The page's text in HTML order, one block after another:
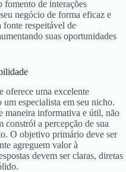
fomento de interações
negócio de forma eficaz e
fonte respeitável de
suas oportunidades
oferece uma excelente
especialista em seu nicho.
maneira informativa e útil, não
constrói a percepção de sua
O objetivo primário deve ser
agreguem valor à
devem ser claras, diretas